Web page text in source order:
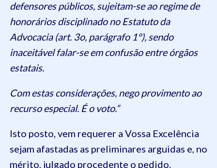
defensores públicos, sujeitam-se ao regime de
honorários disciplinado no Estatuto da
Advocacia (art. 3o, parágrafo 1º), sendo
inaceitável falar-se em confusão entre órgãos
estatais.
Com estas considerações, nego provimento ao
recurso especial. É o voto.”
Isto posto, vem requerer a Vossa Excelência
sejam afastadas as preliminares arguidas e, no
mérito, julgado procedente o pedido.